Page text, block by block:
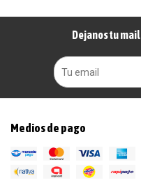
Dejanos tu
Medios de pago